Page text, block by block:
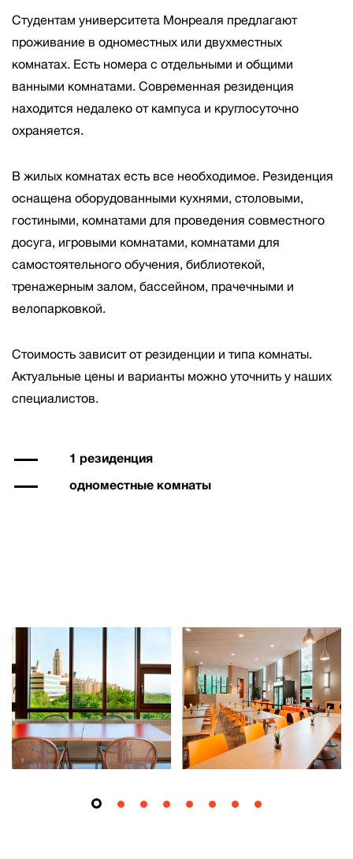
Студентам университета Монреаля предлагают
проживание в одноместных или двухместных
комнатах. Есть номера с отдельными и общими
ванными комнатами. Современная резиденция
находится недалеко от кампуса и круглосуточно
охраняется.
В жилых комнатах есть все необходимое. Резиденция
оснащена оборудованными кухнями, столовыми,
гостиными, комнатами для проведения совместного
досуга, игровыми комнатами, комнатами для
самостоятельного обучения, библиотекой,
тренажерным залом, бассейном, прачечными и
велопарковкой.
Стоимость зависит от резиденции и типа комнаты.
Актуальные цены и варианты можно уточнить у наших
специалистов.
1 резиденция
одноместные комнаты